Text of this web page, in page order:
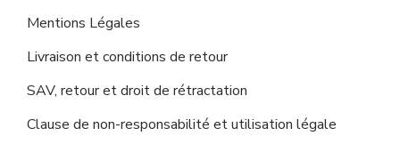
Mentions Légales
Livraison et conditions de retour
SAV, retour et droit de rétractation
Clause de non-responsabilité et utilisation légale